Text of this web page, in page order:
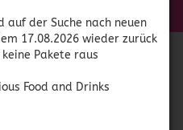
auf der Suche nach neuen
17.08.2026 wieder zurück
Pakete raus
Food and Drinks
and Drinks